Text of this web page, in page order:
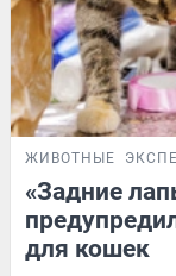
ЖИВОТНЫЕ
«Задние
для кошек